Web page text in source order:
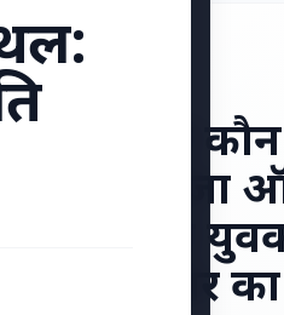
7 Jun 2026
कुंचा कौन
'फर्जी' पिज्जा
हुए भारतीय
हत्या, परिवार